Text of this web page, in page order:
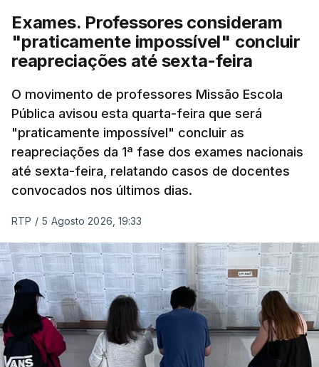
Exames. Professores consideram
"praticamente impossível" concluir
reapreciações até sexta-feira
O movimento de professores Missão Escola
Pública avisou esta quarta-feira que será
"praticamente impossível" concluir as
reapreciações da 1ª fase dos exames nacionais
até sexta-feira, relatando casos de docentes
convocados nos últimos dias.
RTP / 5 Agosto 2026, 19:33